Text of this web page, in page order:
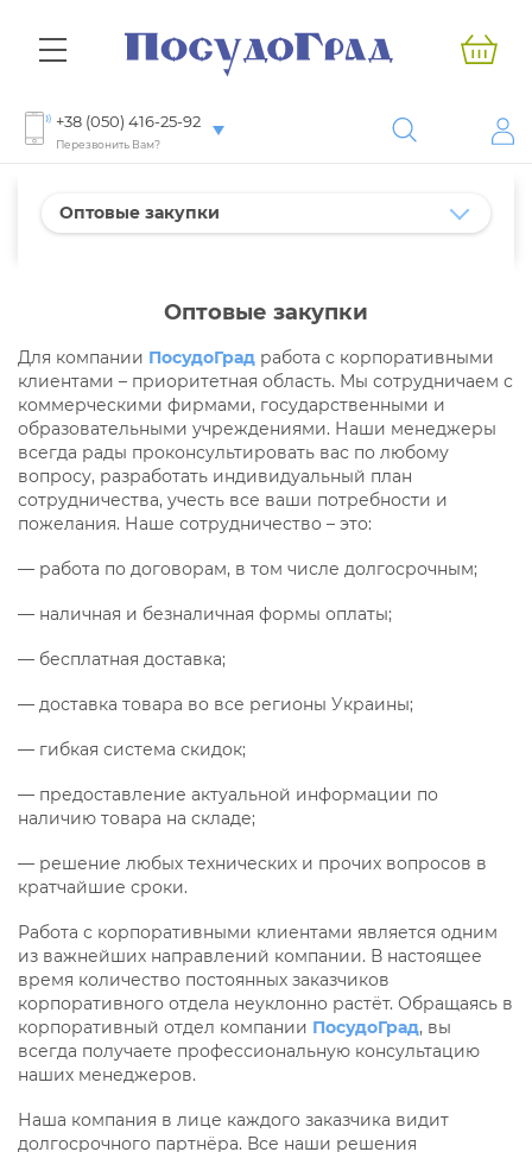
+38 (050) 416-25-92
Перезвонить Вам?
Оптовые закупки
Оптовые закупки
Для компании ПосудоГрад работа с корпоративными
клиентами – приоритетная область. Мы сотрудничаем с
коммерческими фирмами, государственными и
образовательными учреждениями. Наши менеджеры
всегда рады проконсультировать вас по любому
вопросу, разработать индивидуальный план
сотрудничества, учесть все ваши потребности и
пожелания. Наше сотрудничество – это:
— работа по договорам, в том числе долгосрочным;
— наличная и безналичная формы оплаты;
— бесплатная доставка;
— доставка товара во все регионы Украины;
— гибкая система скидок;
— предоставление актуальной информации по
наличию товара на складе;
— решение любых технических и прочих вопросов в
кратчайшие сроки.
Работа с корпоративными клиентами является одним
из важнейших направлений компании. В настоящее
время количество постоянных заказчиков
корпоративного отдела неуклонно растёт. Обращаясь в
корпоративный отдел компании ПосудоГрад, вы
всегда получаете профессиональную консультацию
наших менеджеров.
Наша компания в лице каждого заказчика видит
долгосрочного партнёра. Все наши решения